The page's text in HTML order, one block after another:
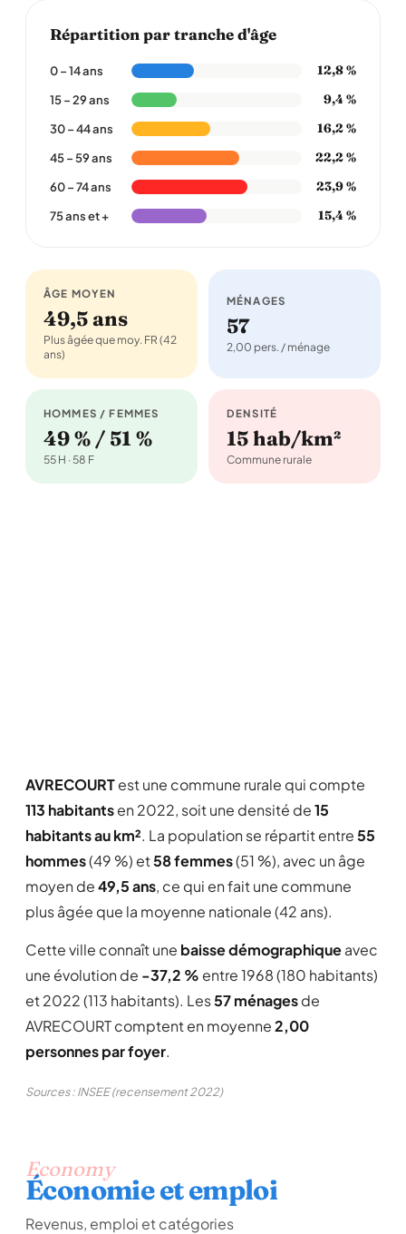
Répartition par tranche d'âge
0 – 14 ans 12,8 %
15 – 29 ans 9,4 %
30 – 44 ans 16,2 %
45 – 59 ans 22,2 %
60 – 74 ans 23,9 %
75 ans et + 15,4 %
ÂGE MOYEN
49,5 ans
Plus âgée que moy. FR (42
ans)
MÉNAGES
57
2,00 pers. / ménage
HOMMES / FEMMES
49 % / 51 %
55 H · 58 F
DENSITÉ
15 hab/km²
Commune rurale
AVRECOURTest une commune rurale qui compte
113 habitantsen 2022, soit une densité de15
habitants au km². La population se répartit entre55
hommes(49 %) et58 femmes(51 %), avec un âge
moyen de49,5 ans, ce qui en fait une commune
plus âgée que la moyenne nationale (42 ans).
Cette ville connaît une baisse démographiqueavec
une évolution de -37,2 % entre 1968 (180 habitants)
et 2022 (113 habitants). Les57 ménagesde
AVRECOURT comptent en moyenne2,00
personnes par foyer.
Sources : INSEE (recensement 2022)
Economy
Économie et emploi
Revenus, emploi et catégories